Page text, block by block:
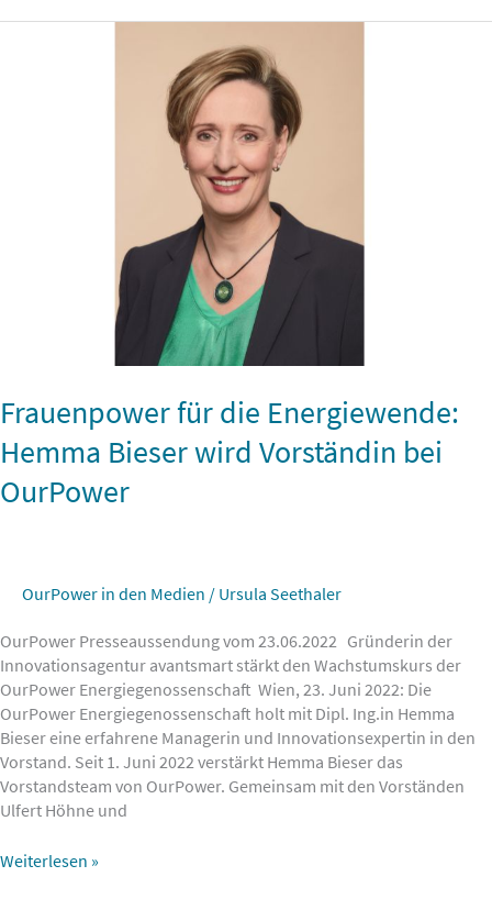
Frauenpower für die Energiewende:
Hemma Bieser wird Vorständin bei
OurPower
OurPower in den Medien / Ursula Seethaler
OurPower Presseaussendung vom 23.06.2022 Gründerin der
Innovationsagentur avantsmart stärkt den Wachstumskurs der
OurPower Energiegenossenschaft ​ Wien, 23. Juni 2022: Die
OurPower Energiegenossenschaft holt mit Dipl. Ing.in Hemma
Bieser eine erfahrene Managerin und Innovationsexpertin in den
Vorstand. Seit 1. Juni 2022 verstärkt Hemma Bieser das
Vorstandsteam von OurPower. Gemeinsam mit den Vorständen
Ulfert Höhne und
Weiterlesen »